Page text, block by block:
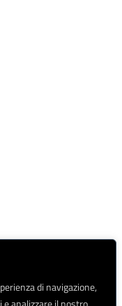
di navigazione,